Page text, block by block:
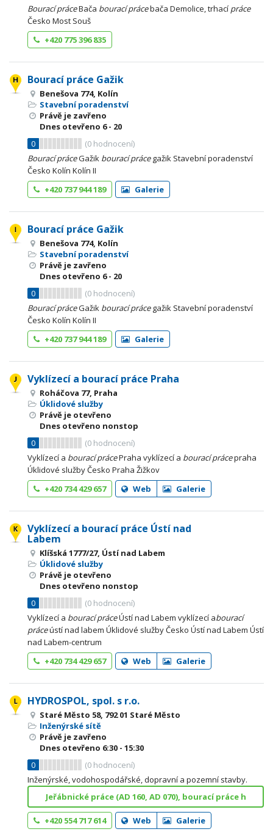
Bourací práceBača bourací prácebača Demolice, trhací práce
Česko Most Souš
+420 775 396 835
Bourací práce Gažik
Benešova 774, Kolín
Stavební poradenství
Právě je zavřeno
Dnes otevřeno 6 - 20
0
(0 hodnocení)
Bourací práceGažik bourací prácegažik Stavební poradenství
Česko Kolín Kolín II
+420 737 944 189
Galerie
Bourací práce Gažik
Benešova 774, Kolín
Stavební poradenství
Právě je zavřeno
Dnes otevřeno 6 - 20
0
(0 hodnocení)
Bourací práceGažik bourací prácegažik Stavební poradenství
Česko Kolín Kolín II
+420 737 944 189
Galerie
Vyklízecí a bourací práce Praha
Roháčova 77, Praha
Úklidové služby
Právě je otevřeno
Dnes otevřeno nonstop
0
(0 hodnocení)
Vyklízecí a bourací prácePraha vyklízecí a bourací prácepraha
Úklidové služby Česko Praha Žižkov
+420 734 429 657
Web Galerie
Vyklízecí a bourací práce Ústí nad
Labem
Klíšská 1777/27, Ústí nad Labem
Úklidové služby
Právě je otevřeno
Dnes otevřeno nonstop
0
(0 hodnocení)
Vyklízecí a bourací práceÚstí nad Labem vyklízecí abourací
práceústí nad labem Úklidové služby Česko Ústí nad Labem Ústí
nad Labem-centrum
+420 734 429 657
Web Galerie
HYDROSPOL, spol. s r.o.
Staré Město 58, 792 01 Staré Město
Inženýrské sítě
Právě je zavřeno
Dnes otevřeno 6:30 - 15:30
0
(0 hodnocení)
Inženýrské, vodohospodářské, dopravní a pozemní stavby.
Jeřábnické práce (AD 160, AD 070), bourací práce h
+420 554 717 614 Web Galerie